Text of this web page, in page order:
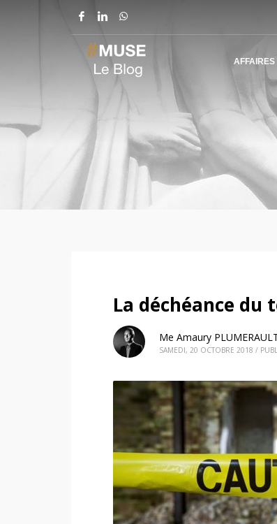
AFFAIRES
La déchéance du
Me Amaury
SAMEDI, 20 OCTOBRE 2018 /